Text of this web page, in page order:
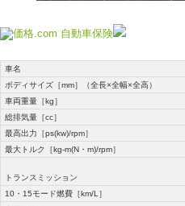
車名
ボディサイズ［mm］（全長×全幅×全高）
車両重量［kg］
総排気量［cc］
最高出力［ps(kw)/rpm］
最大トルク［kg-m(N・m)/rpm］
トランスミッション
10・15モード燃費［km/L］